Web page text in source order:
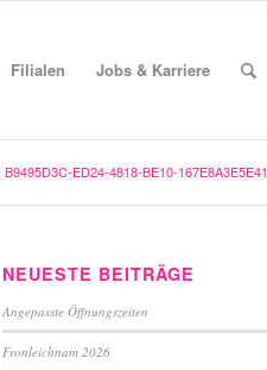
Filialen Jobs & Karriere
B9495D3C-ED24-4818-BE10-167E8A3E5E41
NEUESTE BEITRÄGE
Angepasste Öffnungszeiten
Fronleichnam 2026